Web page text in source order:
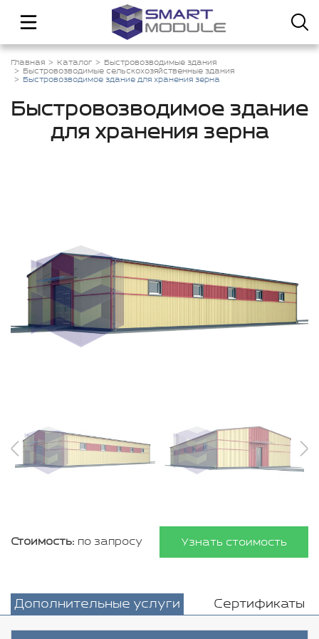
Главная Каталог
Быстровозводимые здания
Быстровозводимые сельскохозяйственные здания
Быстровозводимое здание для хранения зерна
Быстровозводимое здание
для хранения зерна
Стоимость: по запросу Узнать стоимость
Дополнительные услуги Сертификаты